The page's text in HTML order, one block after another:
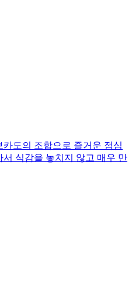
도의 조합으로 즐거운 점심
식감을 놓치지 않고 매우 만